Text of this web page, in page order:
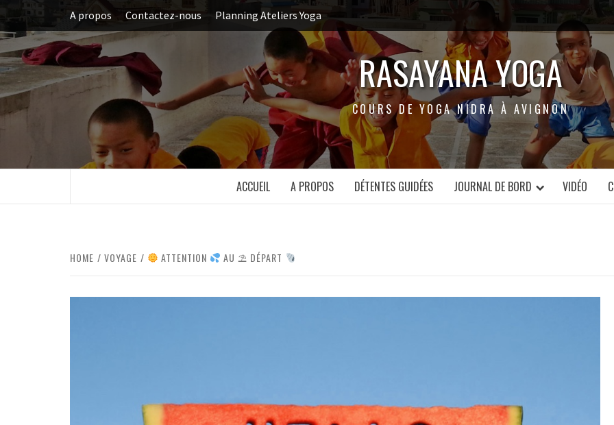
to
content
A propos Contactez-nous Planning Ateliers Yoga
RASAYANA YOGA
COURS DE YOGA NIDRA À AVIGNON
ACCUEIL A PROPOS DÉTENTES GUIDÉES JOURNAL DE BORD VIDÉO
HOME VOYAGE ATTENTION AU ⛱ DÉPART